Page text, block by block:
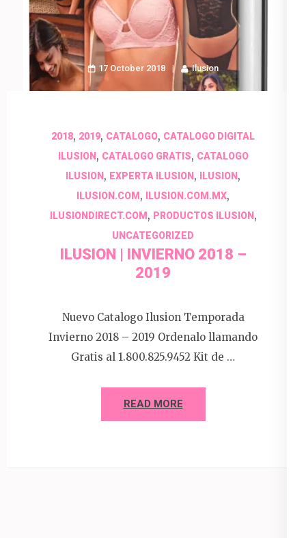
17 October 2018 Ilusion
2018, 2019, CATALOGO, CATALOGO DIGITAL
ILUSION, CATALOGO GRATIS, CATALOGO
ILUSION, EXPERTA ILUSION, ILUSION,
ILUSION.COM, ILUSION.COM.MX,
ILUSIONDIRECT.COM, PRODUCTOS ILUSION,
UNCATEGORIZED
ILUSION | INVIERNO 2018 –
2019
Nuevo Catalogo Ilusion Temporada
Invierno 2018 – 2019 Ordenalo llamando
Gratis al 1.800.825.9452 Kit de …
READ MORE